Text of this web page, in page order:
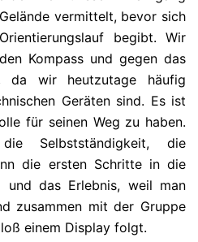
vermittelt, bevor sich
begibt. Wir
Kompass und gegen das
da wir heutzutage häufig
Geräten sind. Es ist
für seinen Weg zu haben.
Selbstständigkeit, die
die ersten Schritte in die
und das Erlebnis, weil man
zusammen mit der Gruppe
einem Display folgt.